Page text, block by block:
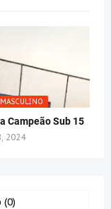
Campeão Sub 15
2024